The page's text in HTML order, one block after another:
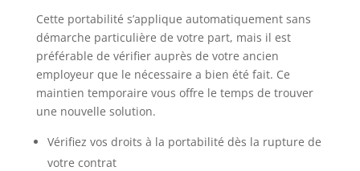
Cette portabilité s’applique automatiquement sans
démarche particulière de votre part, mais il est
préférable de vérifier auprès de votre ancien
employeur que le nécessaire a bien été fait. Ce
maintien temporaire vous offre le temps de trouver
une nouvelle solution.
Vérifiez vos droits à la portabilité dès la rupture de
votre contrat